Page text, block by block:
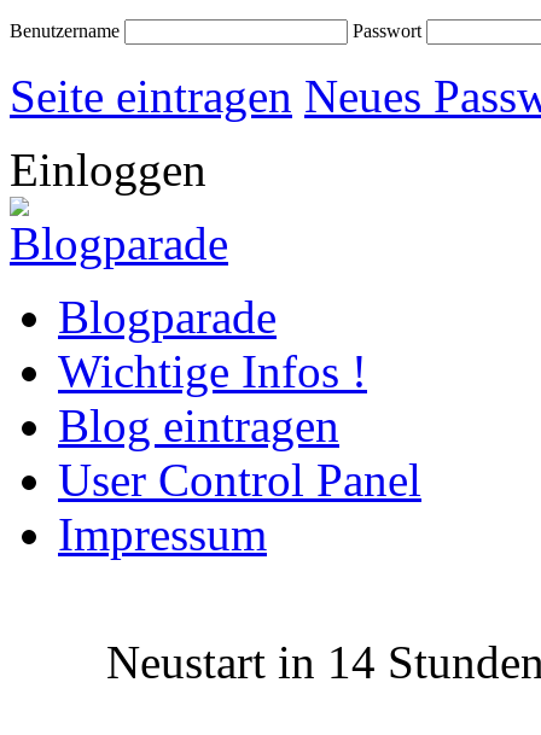
Benutzername Passwort
Seite eintragen Neues
Einloggen
Blogparade
Wichtige Infos !
Blog eintragen
User Control Panel
Impressum
Neustart in 14 Stunden